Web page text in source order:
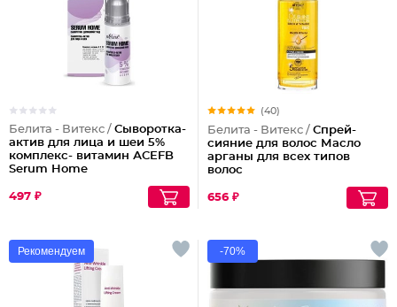
Белита - Витекс / Сыворотка-
актив для лица и шеи 5%
комплекс- витамин АСЕFB
Serum Home
497 ₽
(40)
Белита - Витекс / Спрей-
сияние для волос Масло
арганы для всех типов
волос
656 ₽
Рекомендуем -70%